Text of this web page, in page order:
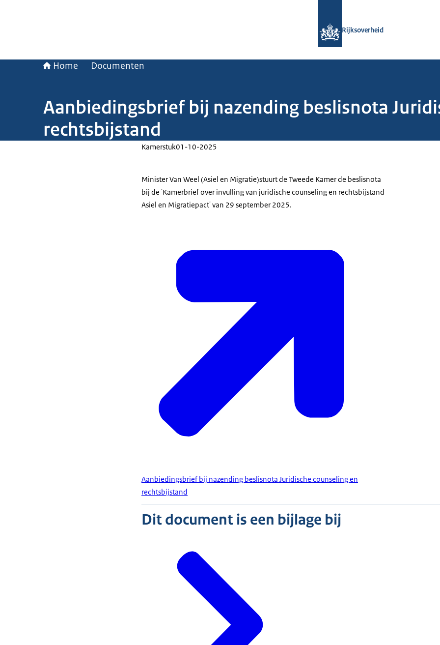
Rijksoverheid
Home Documenten
Aanbiedingsbrief bij nazending beslisnota
rechtsbijstand
Kamerstuk01-10-2025
Minister Van Weel (Asiel en Migratie)stuurt de Tweede Kamer de beslisnota
bij de 'Kamerbrief over invulling van juridische counseling en rechtsbijstand
Asiel en Migratiepact' van 29 september 2025.
Aanbiedingsbrief bij nazending beslisnota Juridische counseling en
rechtsbijstand
Dit document is een bijlage bij